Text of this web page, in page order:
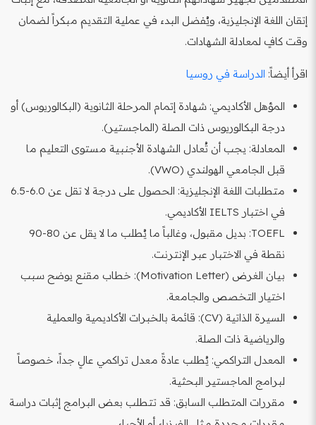
إتقان اللغة الإنجليزية، ويُفضل البدء في عملية التقديم مبكراً لضمان
وقت كافٍ لمعادلة الشهادات.
اقرأ أيضاً: الدراسة في روسيا
المؤهل الأكاديمي: شهادة إتمام المرحلة الثانوية (البكالوريوس) أو
درجة البكالوريوس ذات الصلة (الماجستير).
المعادلة: يجب أن تُعادل الشهادة الأجنبية مستوى التعليم ما
قبل الجامعي الهولندي (VWO).
متطلبات اللغة الإنجليزية: الحصول على درجة لا تقل عن 6.0-6.5
في اختبار IELTS الأكاديمي.
TOEFL: بديل مقبول، وغالباً ما يُطلب ما لا يقل عن 80-90
نقطة في الاختبار عبر الإنترنت.
بيان الغرض (Motivation Letter): خطاب مقنع يوضح سبب
اختيار التخصص والجامعة.
السيرة الذاتية (CV): قائمة بالخبرات الأكاديمية والعملية
والرياضية ذات الصلة.
المعدل التراكمي: يُطلب عادةً معدل تراكمي عالٍ جداً، خصوصاً
لبرامج الماجستير البحثية.
مقررات المتطلب السابق: قد تتطلب بعض البرامج إثبات دراسة